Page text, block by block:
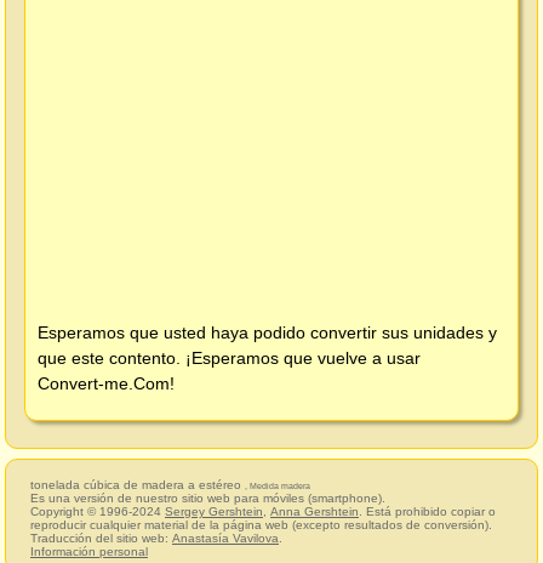
Esperamos que usted haya podido convertir sus unidades y
que este contento. ¡Esperamos que vuelve a usar
Convert-me.Com!
tonelada cúbica de madera a estéreo , Medida madera
Es una versión de nuestro sitio web para móviles (smartphone).
Copyright © 1996-2024 Sergey Gershtein Anna Gershtein . Está prohibido copiar o
reproducir cualquier material de la página web (excepto resultados de conversión).
Traducción del sitio web: Anastasía Vavilova
Información personal